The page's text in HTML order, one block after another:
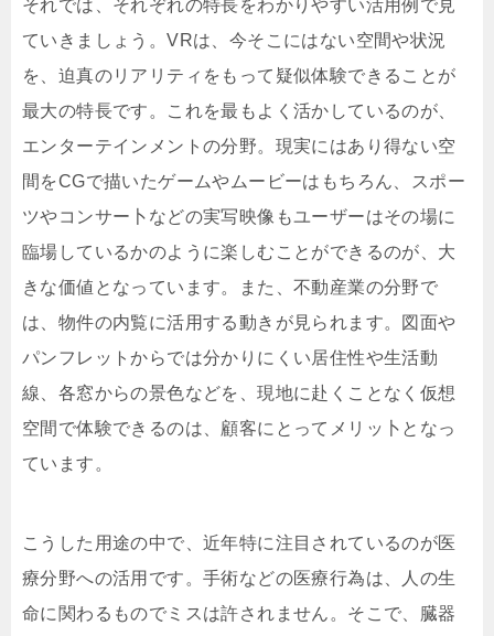
それでは、それぞれの特長をわかりやすい活用例で見
ていきましょう。VRは、今そこにはない空間や状況
を、迫真のリアリティをもって疑似体験できることが
最大の特長です。これを最もよく活かしているのが、
エンターテインメントの分野。現実にはあり得ない空
間をCGで描いたゲームやムービーはもちろん、スポー
ツやコンサー卜などの実写映像もユーザーはその場に
臨場しているかのように楽しむことができるのが、大
きな価値となっています。また、不動産業の分野で
は、物件の内覧に活用する動きが見られます。図面や
パンフレットからでは分かりにくい居住性や生活動
線、各窓からの景色などを、現地に赴くことなく仮想
空間で体験できるのは、顧客にとってメリッ卜となっ
ています。
こうした用途の中で、近年特に注目されているのが医
療分野への活用です。手術などの医療行為は、人の生
命に関わるものでミスは許されません。そこで、臓器